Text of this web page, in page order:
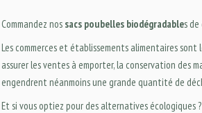
Commandez nos sacs poubelles biodégradables
Les commerces et établissements alimentaires
assurer les ventes à emporter, la conservation des
engendrent néanmoins une grande quantité de
Et si vous optiez pour des alternatives écologiques ?